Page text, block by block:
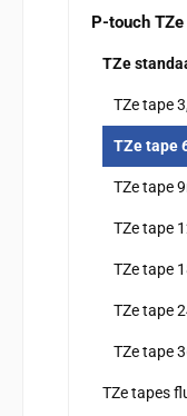
P-touch
TZe
TZe tape
TZe tape
TZe tape
TZe tape
TZe tape
TZe tape
TZe tape
TZe tapes